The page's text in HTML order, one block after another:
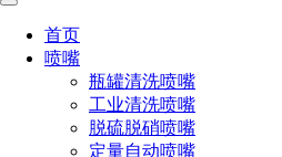
首页
喷嘴
瓶罐清洗喷嘴
工业清洗喷嘴
脱硫脱硝喷嘴
定量自动喷嘴
长原简介
90000+